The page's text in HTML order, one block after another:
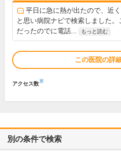
平日に急に熱が出たので、近
と思い病院ナビで検索しました。
だったのでに電話...
もっと読む
この医院の詳
アクセス数※
別の条件で検索